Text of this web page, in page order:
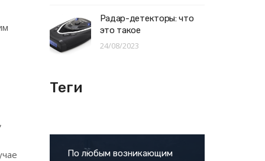
Радар-детекторы: что
это такое
24/08/2023
Теги
По любым возникающим